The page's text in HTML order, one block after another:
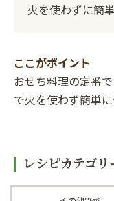
火を使わずに簡
ここがポイント
おせち料理の定番
で火を使わず簡単に
レシピカテゴリ